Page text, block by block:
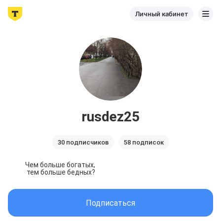
Личный кабинет
rusdez25
30 подписчиков 58 подписок
Чем больше богатых,
тем больше бедных?
Подписаться